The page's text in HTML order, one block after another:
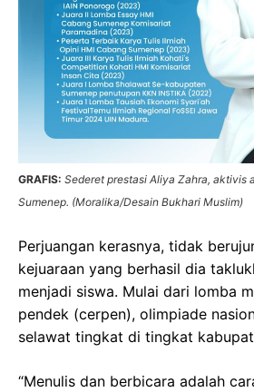
GRAFIS: Sederet prestasi Aliya Zahra, aktivis
Sumenep. (Moralika/Desain Bukhari Muslim)
Perjuangan kerasnya, tidak
kejuaraan yang berhasil dia
menjadi siswa. Mulai dari lomba
pendek (cerpen), olimpiade
selawat tingkat di tingkat
“Menulis dan berbicara adalah